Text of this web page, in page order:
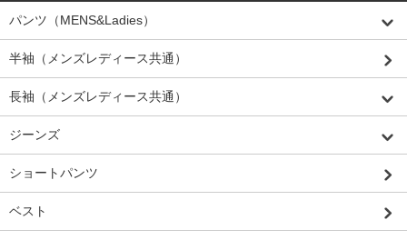
パンツ（MENS&Ladies）
半袖（メンズレディース共通）
長袖（メンズレディース共通）
ジーンズ
ショートパンツ
ベスト